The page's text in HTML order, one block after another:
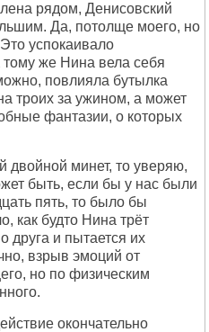
рядом, Денисовский
Да, потолще моего, но
успокаивало
тому же Нина вела себя
повлияла бутылка
троих за ужином, а может
фантазии, о которых
двойной минет, то уверяю,
быть, если бы у нас были
пять, то было бы
как будто Нина трёт
друга и пытается их
взрыв эмоций от
но по физическим
окончательно